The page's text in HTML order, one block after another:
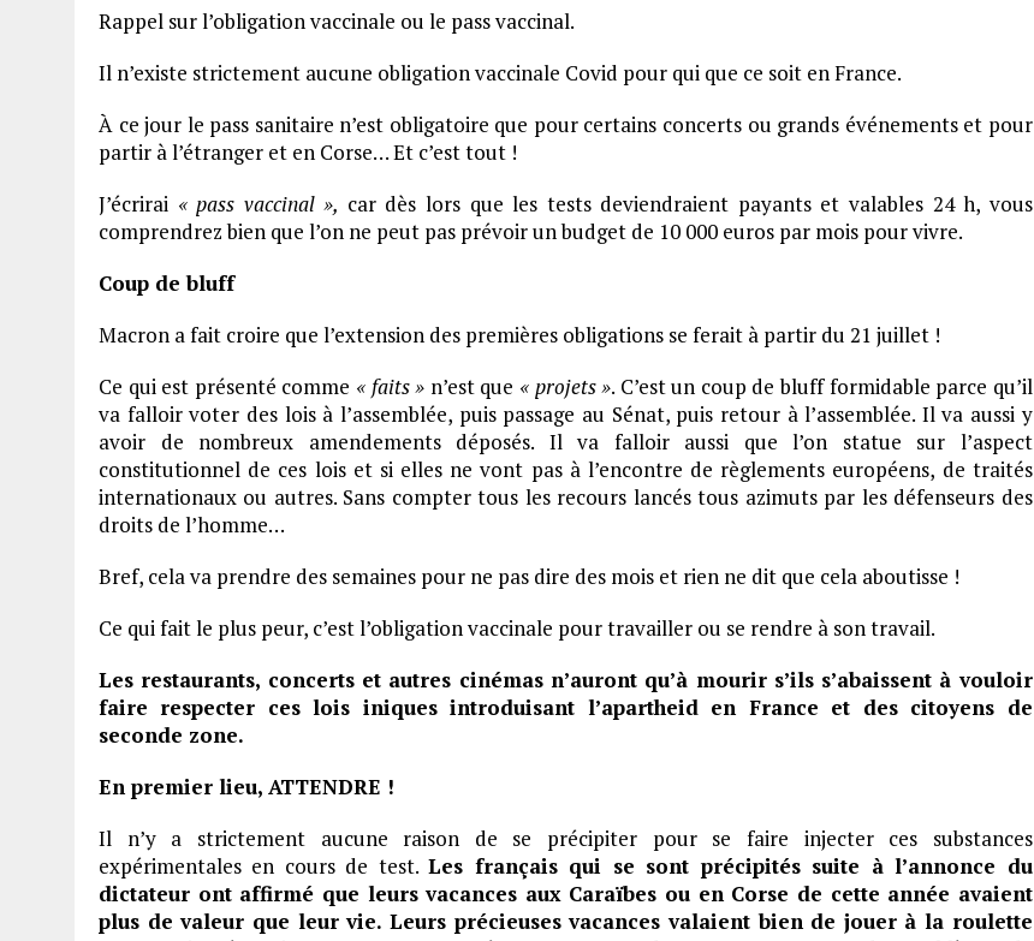
Rappel sur l’obligation vaccinale ou le pass vaccinal.
Il n’existe strictement aucune obligation vaccinale Covid pour qui que ce soit en France.
À ce jour le pass sanitaire n’est obligatoire que pour certains concerts ou grands événements et pour
partir à l’étranger et en Corse… Et c’est tout !
J’écrirai « pass vaccinal », car dès lors que les tests deviendraient payants et valables 24 h, vous
comprendrez bien que l’on ne peut pas prévoir un budget de 10 000 euros par mois pour vivre.
Coup de bluff
Macron a fait croire que l’extension des premières obligations se ferait à partir du 21 juillet !
Ce qui est présenté comme « faits » n’est que « projets ». C’est un coup de bluff formidable parce qu’il
va falloir voter des lois à l’assemblée, puis passage au Sénat, puis retour à l’assemblée. Il va aussi y
avoir de nombreux amendements déposés. Il va falloir aussi que l’on statue sur l’aspect
constitutionnel de ces lois et si elles ne vont pas à l’encontre de règlements européens, de traités
internationaux ou autres. Sans compter tous les recours lancés tous azimuts par les défenseurs des
droits de l’homme…
Bref, cela va prendre des semaines pour ne pas dire des mois et rien ne dit que cela aboutisse !
Ce qui fait le plus peur, c’est l’obligation vaccinale pour travailler ou se rendre à son travail.
Les restaurants, concerts et autres cinémas n’auront qu’à mourir s’ils s’abaissent à vouloir
faire respecter ces lois iniques introduisant l’apartheid en France et des citoyens de
seconde zone.
En premier lieu, ATTENDRE !
Il n’y a strictement aucune raison de se précipiter pour se faire injecter ces substances
expérimentales en cours de test.Les français qui se sont précipités suite à l’annonce du
dictateur ont affirmé que leurs vacances aux Caraïbes ou en Corse de cette année avaient
plus de valeur que leur vie. Leurs précieuses vacances valaient bien de jouer à la roulette